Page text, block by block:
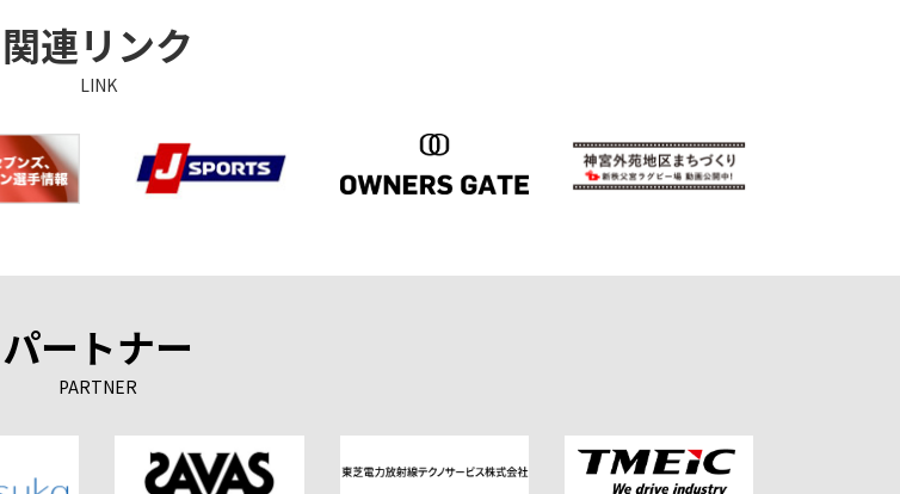
関連リンク
LINK
パートナー
PARTNER